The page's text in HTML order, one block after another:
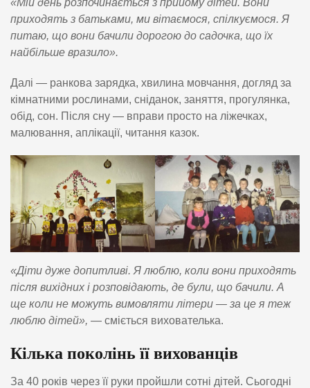
«Мій день розпочинається з прийому дітей. Вони
приходять з батьками, ми вітаємося, спілкуємося. Я
питаю, що вони бачили дорогою до садочка, що їх
найбільше вразило».
Далі — ранкова зарядка, хвилина мовчання, догляд за
кімнатними рослинами, сніданок, заняття, прогулянка,
обід, сон. Після сну — вправи просто на ліжечках,
малювання, аплікації, читання казок.
«Діти дуже допитливі. Я люблю, коли вони приходять
після вихідних і розповідають, де були, що бачили. А
ще коли не можуть вимовляти літери — за це я теж
люблю дітей», — сміється вихователька.
Кілька поколінь її вихованців
За 40 років через її руки пройшли сотні дітей. Сьогодні